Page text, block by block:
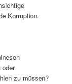
Korruption.
oder
zu müssen?